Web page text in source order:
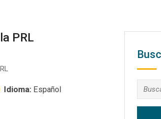
PRL
Idioma: Español Buscar: